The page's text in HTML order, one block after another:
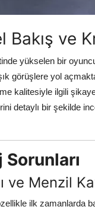
Bakış ve
yükselen bir
görüşlere yol
kalitesiyle ilgili
detaylı bir şekilde
ve Menzil
ilk zamanlarda